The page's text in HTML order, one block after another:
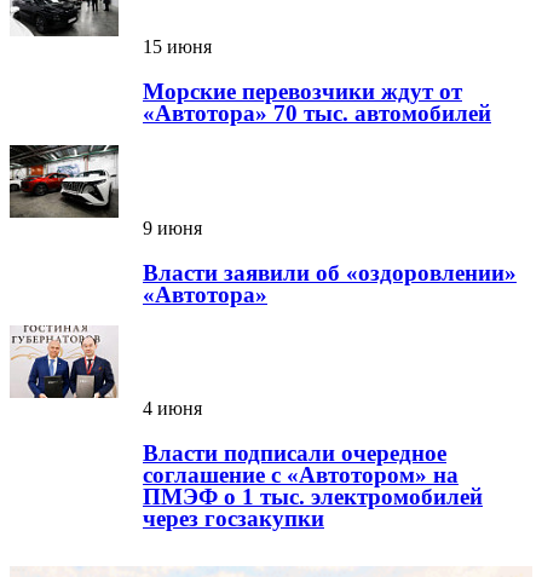
15 июня
Морские перевозчики ждут от
«Автотора» 70 тыс. автомобилей
9 июня
Власти заявили об «оздоровлении»
«Автотора»
4 июня
Власти подписали очередное
соглашение с «Автотором» на
ПМЭФ о 1 тыс. электромобилей
через госзакупки